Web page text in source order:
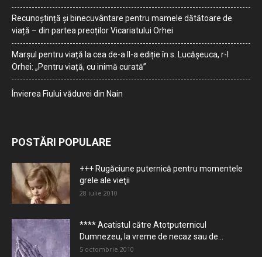
Recunoștință și binecuvântare pentru mamele dătătoare de
viață – din partea preoților Vicariatului Orhei
Marșul pentru viață la cea de-a II-a ediție în s. Lucășeuca, r-l
Orhei: „Pentru viață, cu inimă curată”
Învierea Fiului văduvei din Nain
POSTĂRI POPULARE
+++ Rugăciune puternică pentru momentele
grele ale vieţii
28 iulie 2010
**** Acatistul către Atotputernicul
Dumnezeu, la vreme de necaz sau de...
5 octombrie 2010